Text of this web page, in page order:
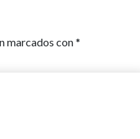
marcados con*